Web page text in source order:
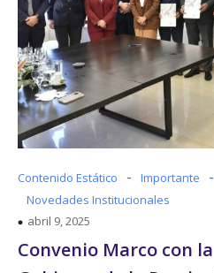
Contenido Estático - Importante -
Novedades Institucionales
abril 9, 2025
Convenio Marco con